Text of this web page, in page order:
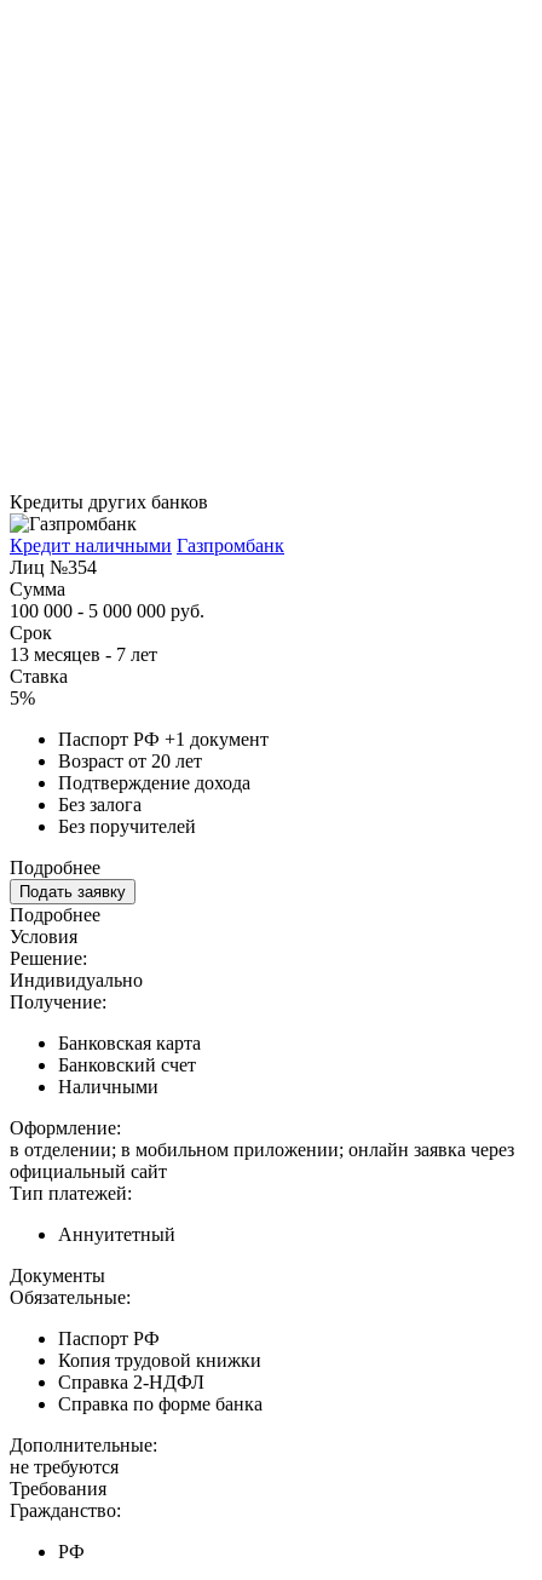
Кредиты других банков
Кредит наличными Газпромбанк
Лиц №354
Сумма
100 000 - 5 000 000 руб.
Срок
13 месяцев - 7 лет
Ставка
5%
Паспорт РФ +1 документ
Возраст от 20 лет
Подтверждение дохода
Без залога
Без поручителей
Подробнее
Подать заявку
Подробнее
Условия
Решение:
Индивидуально
Получение:
Банковская карта
Банковский счет
Наличными
Оформление:
в отделении; в мобильном приложении; онлайн заявка через
официальный сайт
Тип платежей:
Аннуитетный
Документы
Обязательные:
Паспорт РФ
Копия трудовой книжки
Справка 2-НДФЛ
Справка по форме банка
Дополнительные:
не требуются
Требования
Гражданство:
РФ